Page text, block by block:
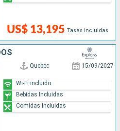
US$ 13,195 Tasas incluidas
Quebec 15/09/2027
Wi-Fi incluido
Bebidas Incluidas
Comidas incluidas